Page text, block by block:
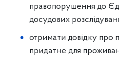
правопорушення до
досудових
отримати довідку
придатне для